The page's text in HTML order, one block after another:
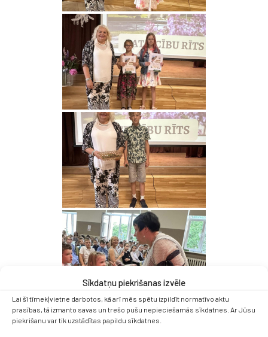
Sīkdatņu piekrišanas izvēle
Lai šī tīmekļvietne darbotos, kā arī mēs spētu izpildīt normatīvo aktu
prasības, tā izmanto savas un trešo pušu nepieciešamās sīkdatnes. Ar Jūsu
piekrišanu var tik uzstādītas papildu sīkdatnes.